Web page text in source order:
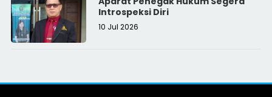
Introspeksi Diri
10 Jul 2026